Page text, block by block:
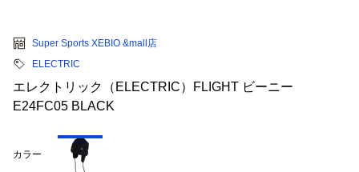
Super Sports XEBIO &mall店
ELECTRIC
エレクトリック（ELECTRIC）FLIGHT ビーニー
E24FC05 BLACK
カラー